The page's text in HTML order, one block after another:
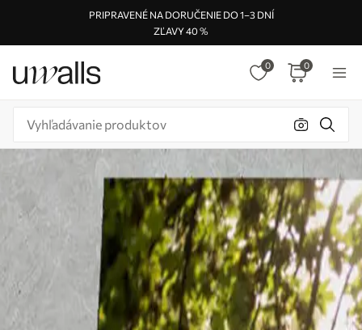
PRIPRAVENÉ NA DORUČENIE DO 1–3 DNÍ
ZĽAVY 40 %
0 0